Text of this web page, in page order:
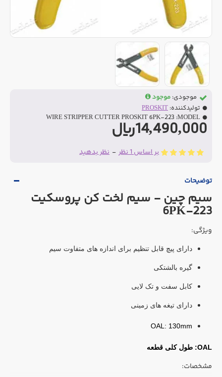
بر اساس 1 نظر - نظر بدهید
14,490,000ریال
موجودی: موجود
تولیدکننده: PROSKIT
MODEL:
WIRE STRIPPER CUTTER PROSKIT 6PK-223
توضیحات
سیم چین - سیم لخت کن پروسکیت
6PK-223
ویژگی:
دارای پیچ قابل تنظیم برای اندازه های متفاوت سیم
گیره بالشتکی
کابل سفت و تک لایی
دارای تیغه های زمینی
OAL: 130mm
​OAL: طول کلی قطعه
مشخصات: